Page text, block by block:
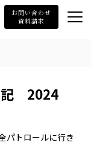
お問い合わせ
資料請求
記 2024
パトロールに行き